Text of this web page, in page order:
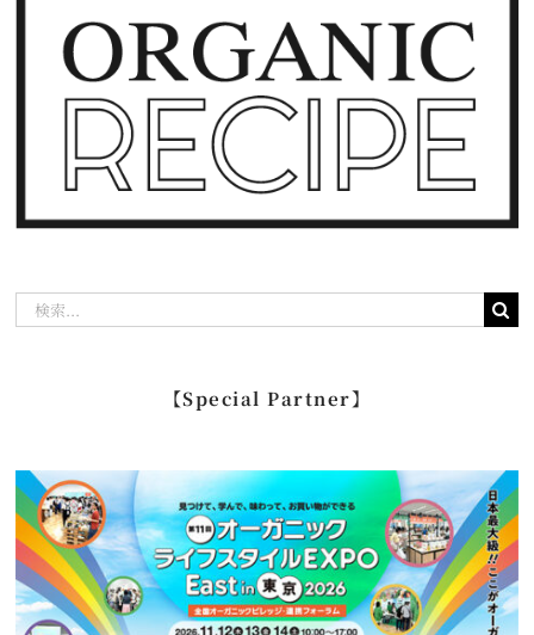
【Special Partner】